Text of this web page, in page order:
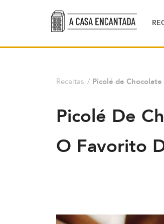
Receitas / Picolé de
Picolé De
O Favorito